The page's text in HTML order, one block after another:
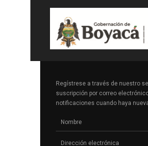
Regístrese a través de nuestro
suscripción por correo
notificaciones cuando haya